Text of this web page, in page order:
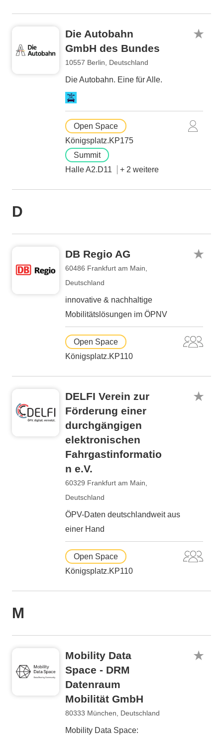
Die Autobahn
GmbH des Bundes
10557 Berlin, Deutschland
Die Autobahn. Eine für Alle.
Open Space
Königsplatz.KP175
Summit
Halle A2.D11
+ 2 weitere
D
DB Regio AG
60486 Frankfurt am Main,
Deutschland
innovative & nachhaltige
Mobilitätslösungen im ÖPNV
Open Space
Königsplatz.KP110
DELFI Verein zur
Förderung einer
durchgängigen
elektronischen
Fahrgastinformatio
n e.V.
60329 Frankfurt am Main,
Deutschland
ÖPV-Daten deutschlandweit aus
einer Hand
Open Space
Königsplatz.KP110
M
Mobility Data
Space - DRM
Datenraum
Mobilität GmbH
80333 München, Deutschland
Mobility Data Space: